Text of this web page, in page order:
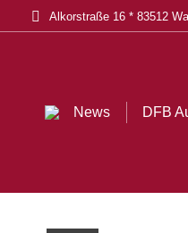
Alkorstraße 16 * 83512
News DFB
News DFB